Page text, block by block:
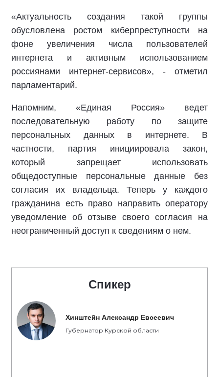
«Актуальность создания такой группы
обусловлена ростом киберпреступности на
фоне увеличения числа пользователей
интернета и активным использованием
россиянами интернет-сервисов», - отметил
парламентарий.
Напомним, «Единая Россия» ведет
последовательную работу по защите
персональных данных в интернете. В
частности, партия инициировала закон,
который запрещает использовать
общедоступные персональные данные без
согласия их владельца. Теперь у каждого
гражданина есть право направить оператору
уведомление об отзыве своего согласия на
неограниченный доступ к сведениям о нем.
Спикер
Хинштейн Александр Евсеевич
Губернатор Курской области